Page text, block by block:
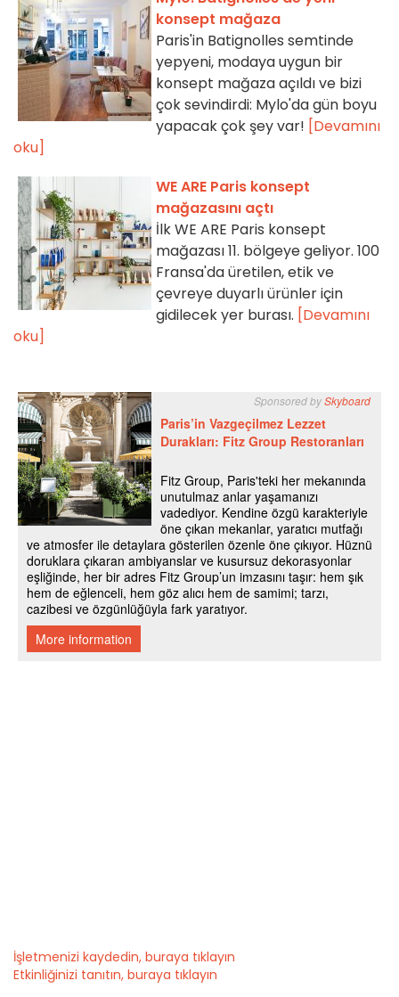
konsept mağaza
Paris'in Batignolles semtinde
yepyeni, modaya uygun bir
konsept mağaza açıldı ve bizi
çok sevindirdi: Mylo'da gün boyu
yapacak çok şey var! [Devamını
oku]
WE ARE Paris konsept
mağazasını açtı
İlk WE ARE Paris konsept
mağazası 11. bölgeye geliyor. 100
Fransa'da üretilen, etik ve
çevreye duyarlı ürünler için
gidilecek yer burası. [Devamını
oku]
İşletmenizi kaydedin, buraya tıklayın
Etkinliğinizi tanıtın, buraya tıklayın